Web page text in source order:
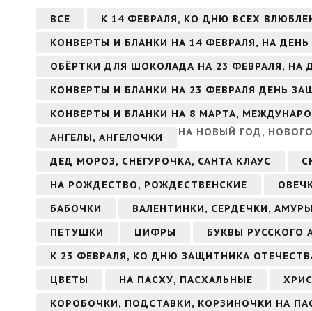
ВСЕ
К 14 ФЕВРАЛЯ, КО ДНЮ ВСЕХ
КОНВЕРТЫ И БЛАНКИ НА 14 ФЕВРАЛЯ, НА
ОБЁРТКИ ДЛЯ ШОКОЛАДА НА 23 ФЕВРАЛЯ, НА
КОНВЕРТЫ И БЛАНКИ НА 23 ФЕВРАЛЯ ДЕНЬ
КОНВЕРТЫ И БЛАНКИ НА 8 МАРТА,
АНГЕЛЫ, АНГЕЛОЧКИ
НА НОВЫЙ ГОД,
ДЕД МОРОЗ, СНЕГУРОЧКА, САНТА КЛАУС
НА РОЖДЕСТВО, РОЖДЕСТВЕНСКИЕ
БАБОЧКИ
ВАЛЕНТИНКИ, СЕРДЕЧКИ,
ПЕТУШКИ
ЦИФРЫ
БУКВЫ РУССКОГО
К 23 ФЕВРАЛЯ, КО ДНЮ ЗАЩИТНИКА
ЦВЕТЫ
НА ПАСХУ, ПАСХАЛЬНЫЕ
КОРОБОЧКИ, ПОДСТАВКИ, КОРЗИНОЧКИ НА